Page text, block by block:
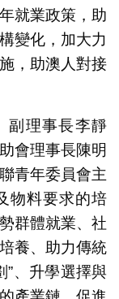
就業政策，助
變化，加大力
，助澳人對接
副理事長李靜
會理事長陳明
青年委員會主
物料要求的培
群體就業、社
養、助力傳統
”、升學選擇與